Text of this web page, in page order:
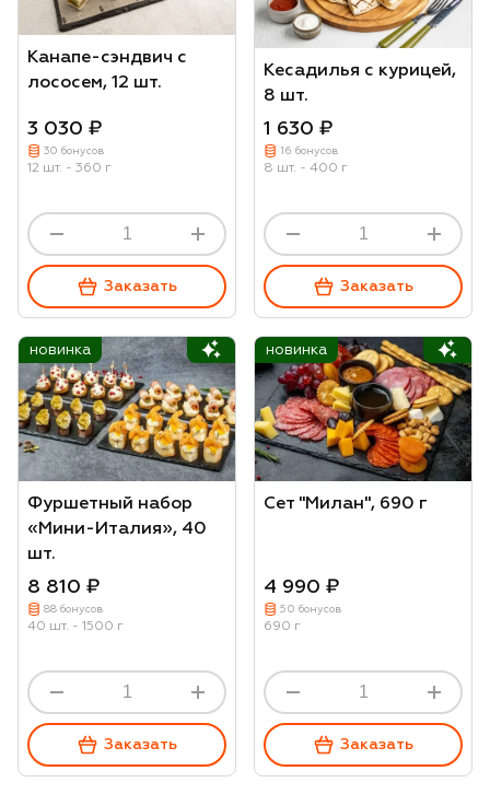
Канапе-сэндвич с
лососем, 12 шт.
3 030 ₽
30 бонусов
12 шт. - 360 г
Заказать
Кесадилья с курицей,
8 шт.
1 630 ₽
16 бонусов
8 шт. - 400 г
Заказать
новинка
Фуршетный набор
«Мини-Италия», 40
шт.
8 810 ₽
88 бонусов
40 шт. - 1500 г
Заказать
новинка
Сет "Милан", 690 г
4 990 ₽
50 бонусов
690 г
Заказать